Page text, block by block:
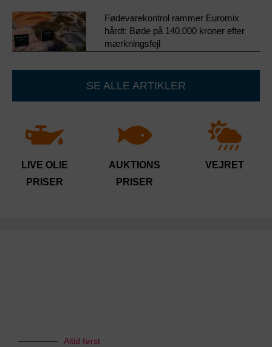
Fødevarekontrol rammer Euromix
hårdt: Bøde på 140.000 kroner efter
mærkningsfejl
SE ALLE ARTIKLER
LIVE OLIE
PRISER
AUKTIONS
PRISER
VEJRET
Altid først